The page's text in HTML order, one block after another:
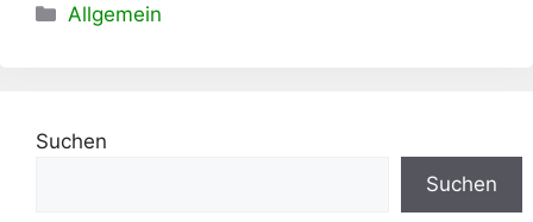
Kategorien
Allgemein
Suchen
Suchen